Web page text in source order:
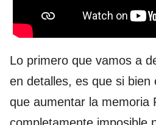
Lo primero que vamos a
en detalles, es que si bien
que aumentar la memoria